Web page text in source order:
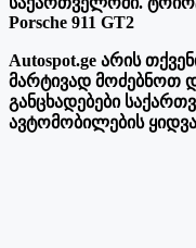
Porsche 911 GT2
Autospot.ge არის
მარტივად მოძებნოთ
განცხადებები
ავტომობილების